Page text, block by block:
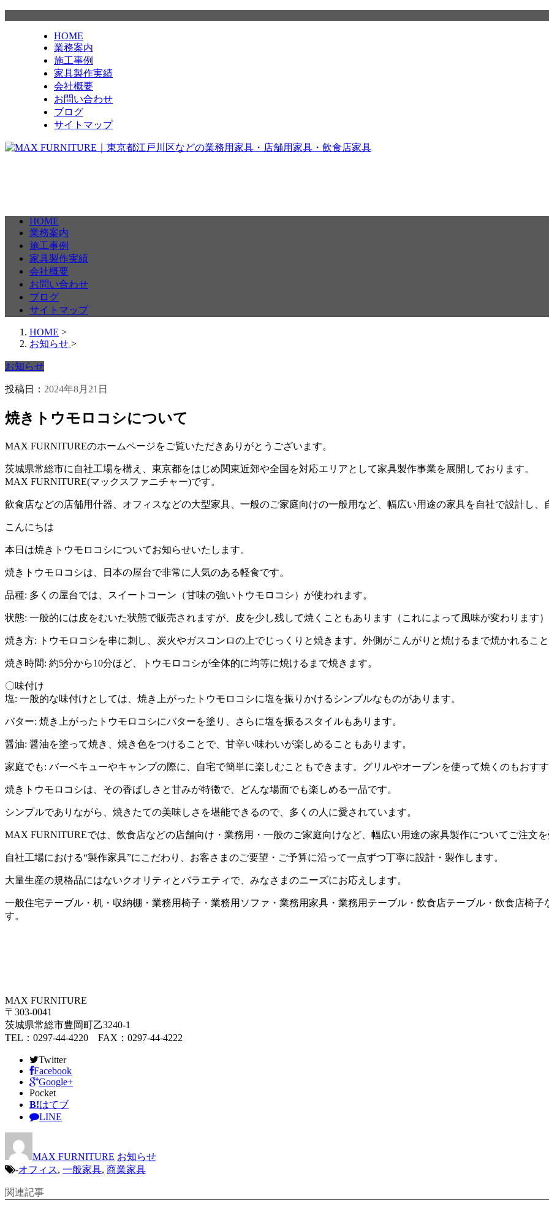
HOME
業務案内
施工事例
家具製作実績
会社概要
お問い合わせ
ブログ
サイトマップ
HOME
業務案内
施工事例
家具製作実績
会社概要
お問い合わせ
ブログ
サイトマップ
HOME >
お知らせ >
お知らせ
投稿日： 2024年8月21日
焼きトウモロコシについて
MAX FURNITUREのホームページをご覧いただきありがとうございます。
茨城県常総市に自社工場を構え、東京都をはじめ関東近郊や全国を対応エリアとして家具製作事業を展開しております。
MAX FURNITURE(マックスファニチャー)です。
飲食店などの店舗用什器、オフィスなどの大型家具、一般のご家庭向けの一般用など、幅広い用途の家具を自社で設計し、
こんにちは
本日は焼きトウモロコシについてお知らせいたします。
焼きトウモロコシは、日本の屋台で非常に人気のある軽食です。
品種: 多くの屋台では、スイートコーン（甘味の強いトウモロコシ）が使われます。
状態: 一般的には皮をむいた状態で販売されますが、皮を少し残して焼くこともあります（これによって風味が変わります）
焼き方: トウモロコシを串に刺し、炭火やガスコンロの上でじっくりと焼きます。外側がこんがりと焼けるまで焼かれること
焼き時間: 約5分から10分ほど、トウモロコシが全体的に均等に焼けるまで焼きます。
〇味付け
塩: 一般的な味付けとしては、焼き上がったトウモロコシに塩を振りかけるシンプルなものがあります。
バター: 焼き上がったトウモロコシにバターを塗り、さらに塩を振るスタイルもあります。
醤油: 醤油を塗って焼き、焼き色をつけることで、甘辛い味わいが楽しめることもあります。
家庭でも: バーベキューやキャンプの際に、自宅で簡単に楽しむこともできます。グリルやオーブンを使って焼くのもおすす
焼きトウモロコシは、その香ばしさと甘みが特徴で、どんな場面でも楽しめる一品です。
シンプルでありながら、焼きたての美味しさを堪能できるので、多くの人に愛されています。
MAX FURNITUREでは、飲食店などの店舗向け・業務用・一般のご家庭向けなど、幅広い用途の家具製作についてご注文を
自社工場における“製作家具”にこだわり、お客さまのご要望・ご予算に沿って一点ずつ丁寧に設計・製作します。
大量生産の規格品にはないクオリティとバラエティで、みなさまのニーズにお応えします。
一般住宅テーブル・机・収納棚・業務用椅子・業務用ソファ・業務用家具・業務用テーブル・飲食店テーブル・飲食店椅
す。
MAX FURNITURE
〒303-0041
茨城県常総市豊岡町乙3240-1
TEL：0297-44-4220 FAX：0297-44-4222
Twitter
Facebook
Google+
Pocket
B!はてブ
LINE
MAX FURNITURE お知らせ
-オフィス, 一般家具, 商業家具
関連記事